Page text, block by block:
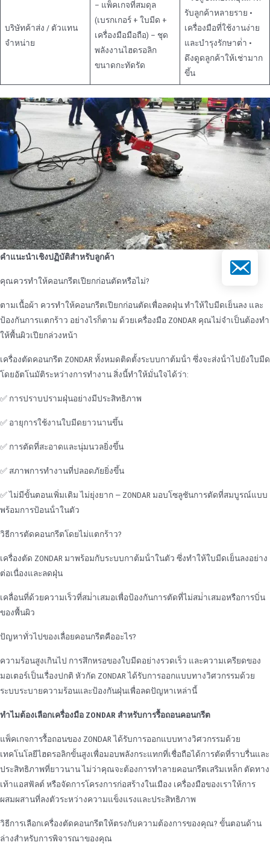
บริษัทค้าส่ง / ตัวแทน
จําหน่าย
– แพ็คเกจที่สมดุล
(เบรกเกอร์ + ใบมีด +
เครื่องมือมือถือ) – ชุด
พลังงานไฮดรอลิก
ขนาดกะทัดรัด
รับลูกค้าหลายราย •
เครื่องมือที่ใช้งานง่าย
และบํารุงรักษาต่ํา •
ดึงดูดลูกค้าให้เช่ามาก
ขึ้น
คําแนะนําเชิงปฏิบัติสําหรับลูกค้า
คุณควรทําให้คอนกรีตเปียกก่อนตัดหรือไม่?
ตามเนื้อผ้า ควรทําให้คอนกรีตเปียกก่อนตัดเพื่อลดฝุ่น ทําให้ใบมีดเย็นลง และ
ป้องกันการแตกร้าว อย่างไรก็ตาม ด้วยเครื่องมือ ZONDAR คุณไม่จําเป็นต้องทํา
ให้พื้นผิวเปียกล่วงหน้า
เครื่องตัดคอนกรีต ZONDAR ทั้งหมดติดตั้งระบบกาต้มน้ํา ซึ่งจะส่งน้ําไปยังใบมีด
โดยอัตโนมัติระหว่างการทํางาน สิ่งนี้ทําให้มั่นใจได้ว่า:
✅ การปราบปรามฝุ่นอย่างมีประสิทธิภาพ
✅ อายุการใช้งานใบมีดยาวนานขึ้น
✅ การตัดที่สะอาดและนุ่มนวลยิ่งขึ้น
✅ สภาพการทํางานที่ปลอดภัยยิ่งขึ้น
✅ ไม่มีขั้นตอนเพิ่มเติม ไม่ยุ่งยาก — ZONDAR มอบโซลูชันการตัดที่สมบูรณ์แบบ
พร้อมการป้อนน้ําในตัว
วิธีการตัดคอนกรีตโดยไม่แตกร้าว?
เครื่องตัด ZONDAR มาพร้อมกับระบบกาต้มน้ําในตัว ซึ่งทําให้ใบมีดเย็นลงอย่าง
ต่อเนื่องและลดฝุ่น
เคลื่อนที่ด้วยความเร็วที่สม่ําเสมอเพื่อป้องกันการตัดที่ไม่สม่ําเสมอหรือการบิ่น
ของพื้นผิว
ปัญหาทั่วไปของเลื่อยคอนกรีตคืออะไร?
ความร้อนสูงเกินไป การสึกหรอของใบมีดอย่างรวดเร็ว และความเครียดของ
มอเตอร์เป็นเรื่องปกติ หัวกัด ZONDAR ได้รับการออกแบบทางวิศวกรรมด้วย
ระบบระบายความร้อนและป้องกันฝุ่นเพื่อลดปัญหาเหล่านี้
ทําไมต้องเลือกเครื่องมือ ZONDAR สําหรับการรื้อถอนคอนกรีต
แพ็คเกจการรื้อถอนของ ZONDAR ได้รับการออกแบบทางวิศวกรรมด้วย
เทคโนโลยีไฮดรอลิกขั้นสูงเพื่อมอบพลังกระแทกที่เชื่อถือได้การตัดที่ราบรื่นและ
ประสิทธิภาพที่ยาวนาน ไม่ว่าคุณจะต้องการทําลายคอนกรีตเสริมเหล็ก ตัดทาง
เท้าแอสฟัลต์ หรือจัดการโครงการก่อสร้างในเมือง เครื่องมือของเราให้การ
ผสมผสานที่ลงตัวระหว่างความแข็งแรงและประสิทธิภาพ
วิธีการเลือกเครื่องตัดคอนกรีตให้ตรงกับความต้องการของคุณ? ขั้นตอนด้าน
ล่างสําหรับการพิจารณาของคุณ
อีเมล